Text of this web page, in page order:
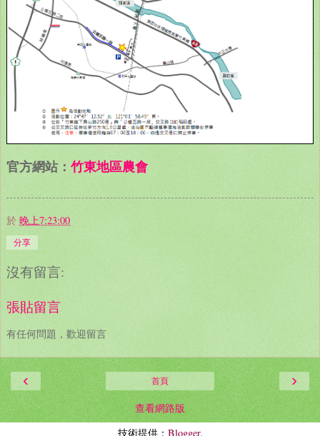
官方網站： 竹東地區農會
於 晚上7:23:00
分享
沒有留言:
張貼留言
有任何問題，歡迎留言
‹ ›
首頁
查看網路版
技術提供： Blogger.